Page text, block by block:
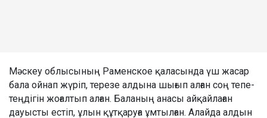
Мәскеу облысының Раменское қаласында үш жасар
бала ойнап жүріп, терезе алдына шығып алған соң тепе-
теңдігін жоғалтып алған. Баланың анасы айқайлаған
дауысты естіп, ұлын құтқаруға ұмтылған. Алайда алдын